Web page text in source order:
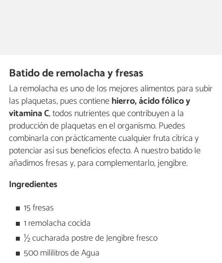
Batido de remolacha y fresas
La remolacha es uno de los mejores alimentos para subir
las plaquetas, pues contienehierro, ácido fólico y
vitamina C, todos nutrientes que contribuyen a la
producción de plaquetas en el organismo. Puedes
combinarla con prácticamente cualquier fruta cítrica y
potenciar así sus beneficios efecto. A nuestro batido le
añadimos fresas y, para complementarlo, jengibre.
Ingredientes
15 fresas
1 remolacha cocida
½ cucharada postre de Jengibre fresco
500 mililitros de Agua